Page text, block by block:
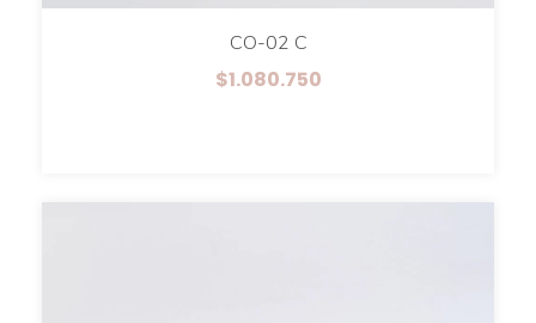
CO-02 C
$1.080.750